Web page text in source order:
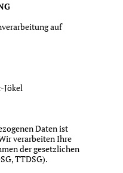
auf
Jökel
Daten ist
verarbeiten Ihre
der gesetzlichen
TTDSG).